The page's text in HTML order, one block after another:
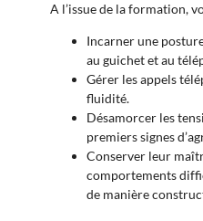
A l’issue de la formation,
Incarner une
au guichet et au
Gérer les appels
fluidité.
Désamorcer les
premiers signes
Conserver leur
comportements
de manière